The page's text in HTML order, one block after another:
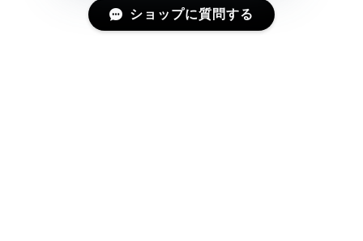
ショップに質問する